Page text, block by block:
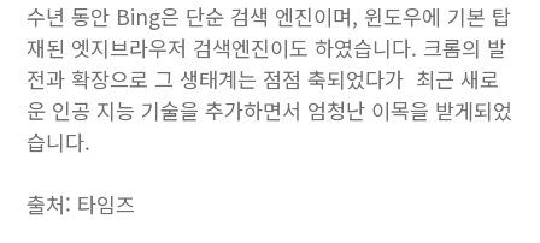
수년 동안 Bing은 단순 검색 엔진이며, 윈도우에 기본 탑
재된 엣지브라우저 검색엔진이도 하였습니다. 크롬의 발
전과 확장으로 그 생태계는 점점 축되었다가 최근 새로
운 인공 지능 기술을 추가하면서 엄청난 이목을 받게되었
습니다.
출처: 타임즈